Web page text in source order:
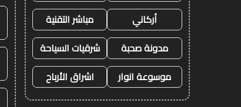
أركاني
مباشر التقنية
مدونة صحبة
شرقيات السياحة
موسوعة انوار
اشراق الأرباح